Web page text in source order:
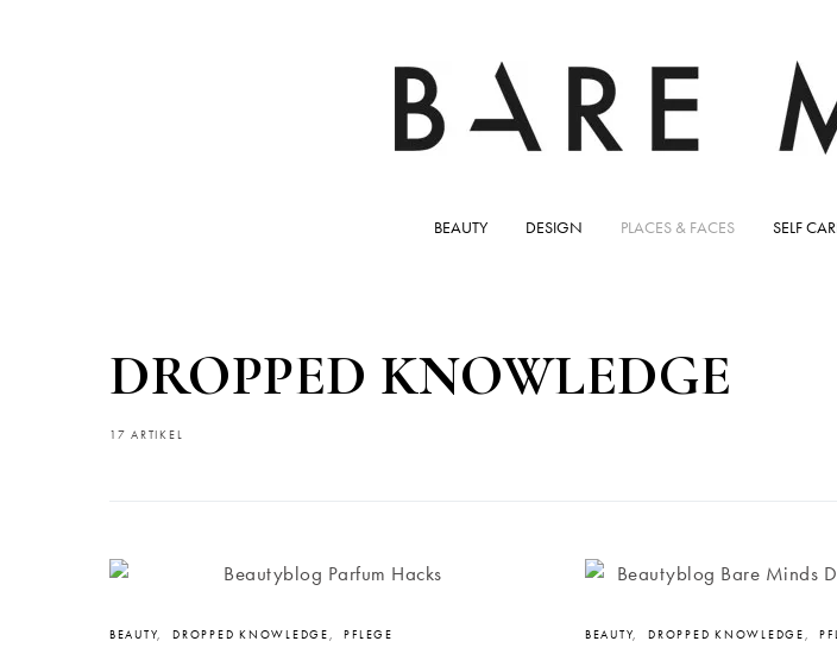
BEAUTY DESIGN PLACES & FACES SELF
DROPPED KNOWLEDGE
17 ARTIKEL
BEAUTY DROPPED KNOWLEDGE PFLEGE BEAUTY DROPPED KNOWLEDGE